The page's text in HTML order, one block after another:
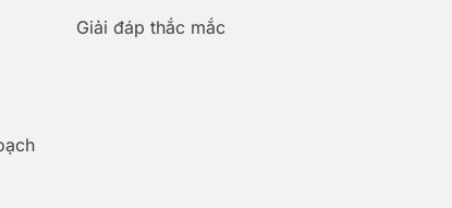
Giải đáp thắc mắc